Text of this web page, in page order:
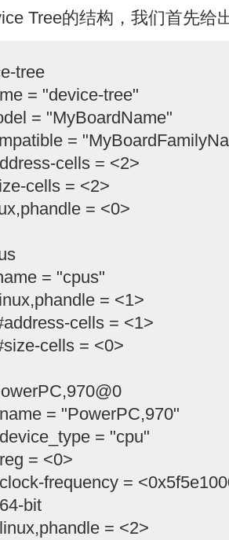
Tree的结构，我们首先给
tree
= "device-tree"
= "MyBoardName"
=
cells = <2>
cells = <2>
= <0>
= "cpus"
= <1>
cells = <1>
cells = <0>
= "PowerPC,970"
= "cpu"
= <0>
frequency =
bit
= <2>